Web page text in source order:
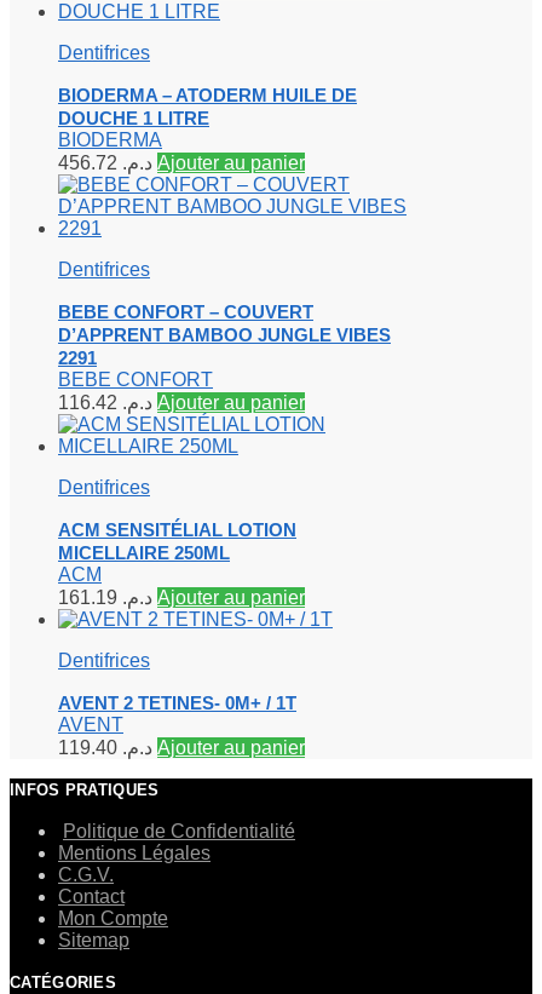
Dentifrices
BIODERMA – ATODERM HUILE DE
DOUCHE 1 LITRE
BIODERMA
د.م. Ajouter au panier
Dentifrices
BEBE CONFORT – COUVERT
D’APPRENT BAMBOO JUNGLE VIBES
2291
BEBE CONFORT
د.م. Ajouter au panier
Dentifrices
ACM SENSITÉLIAL LOTION
MICELLAIRE 250ML
ACM
د.م. Ajouter au panier
Dentifrices
AVENT 2 TETINES- 0M+ / 1T
AVENT
د.م. Ajouter au panier
INFOS PRATIQUES
Politique de Confidentialité
Mentions Légales
C.G.V.
Contact
Mon Compte
Sitemap
CATÉGORIES